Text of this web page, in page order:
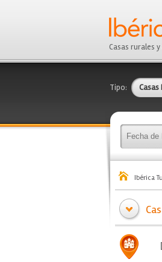
Casas rurales
Tipo:
Ibérica